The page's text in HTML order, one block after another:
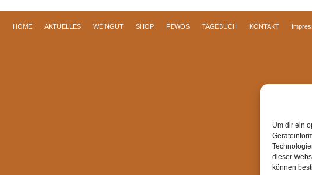
Um dir ein
dieser
können
HOME AKTUELLES WEINGUT SHOP FEWOS TAGEBUCH KONTAKT